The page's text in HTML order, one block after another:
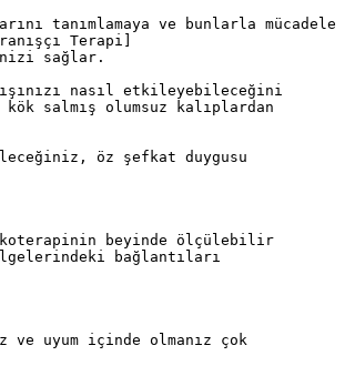
tanımlamaya ve bunlarla mücadele
Terapi]
sağlar.
nasıl etkileyebileceğini
salmış olumsuz kalıplardan
öz şefkat duygusu
beyinde ölçülebilir
bağlantıları
uyum içinde olmanız çok